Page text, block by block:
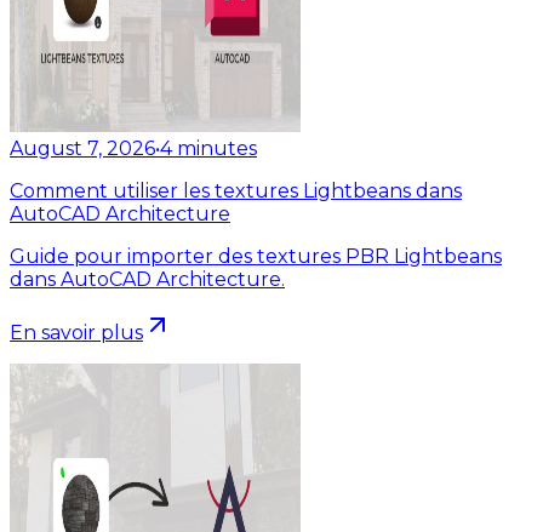
August 7, 2026•4 minutes
Comment utiliser les textures Lightbeans dans
AutoCAD Architecture
Guide pour importer des textures PBR Lightbeans
dans AutoCAD Architecture.
En savoir plus